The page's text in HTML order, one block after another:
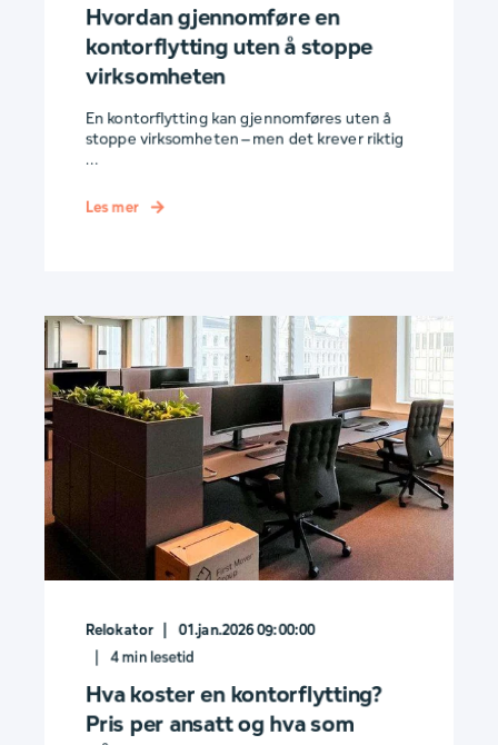
Hvordan gjennomføre en
kontorflytting uten å stoppe
virksomheten
En kontorflytting kan gjennomføres uten å
stoppe virksomheten – men det krever riktig
...
Les mer
Relokator
01.jan.2026 09:00:00
4min lesetid
Hva koster en kontorflytting?
Pris per ansatt og hva som